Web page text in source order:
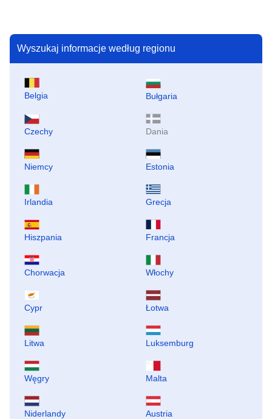
Wyszukaj informacje według regionu
Belgia Bułgaria
Czechy Dania
Niemcy Estonia
Irlandia Grecja
Hiszpania Francja
Chorwacja Włochy
Cypr Łotwa
Litwa Luksemburg
Węgry Malta
Niderlandy Austria